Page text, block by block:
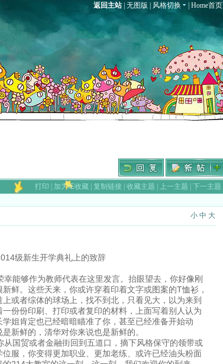
返回主站| 无图版 风格切换 Home首页
打印 | 加为IE收藏 |复制链接 |收藏主题 | 上一主题 |下一主题
小 中 大
新生开学典礼上的致辞
能够作为教师代表在这里发言。抬眼望去，你好像刚
鲜。这些天来，你或许穿着印着文字或图案的T恤衫，
或者综体的球场上，找不到北，只看见大，以为来到
份份印刷、打印或者复印的材料，上面写着别人认为
姐肯定也已经暗暗瞄准了你，甚至已经准备开始动
新鲜的，清华对你来说也是新鲜的。
国贸或者金融街回到五道口，摘下风格保守的领带或
服，你变得更加职业、更加老练、或许已经油头粉面